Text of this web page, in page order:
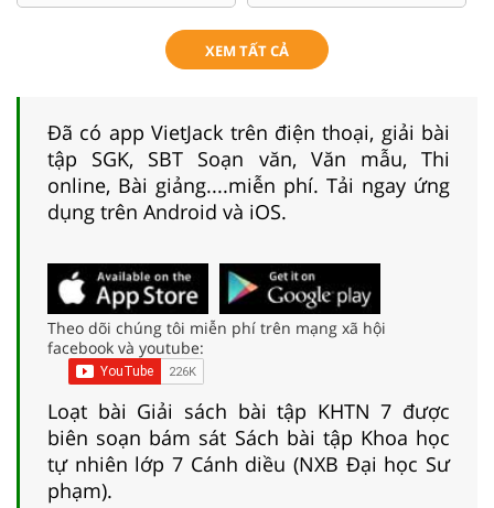
XEM TẤT CẢ
Đã có app VietJack trên điện thoại, giải bài
tập SGK, SBT Soạn văn, Văn mẫu, Thi
online, Bài giảng....miễn phí. Tải ngay ứng
dụng trên Android và iOS.
Theo dõi chúng tôi miễn phí trên mạng xã hội
facebook và youtube:
Loạt bài Giải sách bài tập KHTN 7 được
biên soạn bám sát Sách bài tập Khoa học
tự nhiên lớp 7 Cánh diều (NXB Đại học Sư
phạm).